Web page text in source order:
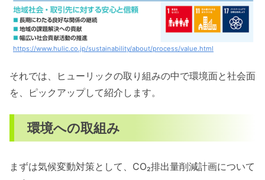
https://www.hulic.co.jp/sustainability/about/process/value.html
それでは、ヒューリックの取り組みの中で環境面と社会面
を、ピックアップして紹介します。
環境への取組み
まずは気候変動対策として、CO₂排出量削減計画について